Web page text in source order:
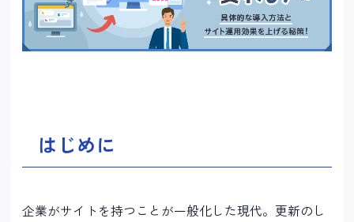
はじめに
企業がサイトを持つことが一般化した現代。更新のし